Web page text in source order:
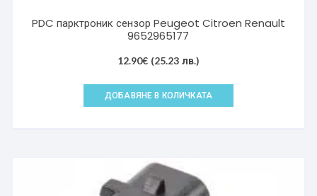
PDC парктроник сензор Peugeot Citroen Renault
9652965177
12.90€ (25.23 лв.)
ДОБАВЯНЕ В КОЛИЧКАТА